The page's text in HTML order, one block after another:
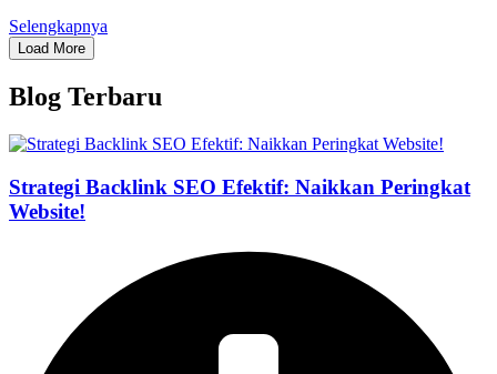
Selengkapnya
Load More
Blog Terbaru
Strategi Backlink SEO Efektif: Naikkan Peringkat
Website!